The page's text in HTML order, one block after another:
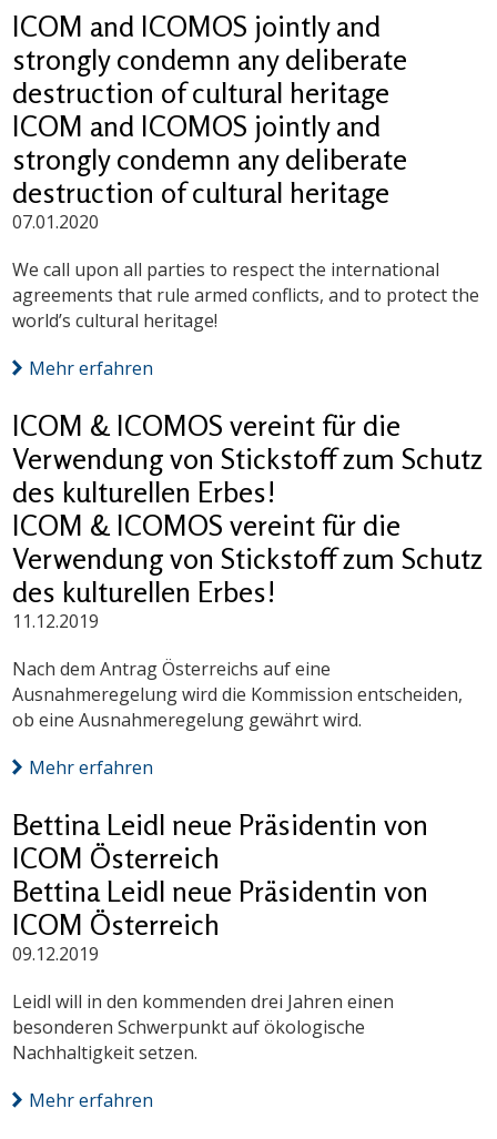
ICOM and ICOMOS jointly and
strongly condemn any deliberate
destruction of cultural heritage
ICOM and ICOMOS jointly and
strongly condemn any deliberate
destruction of cultural heritage
07.01.2020
We call upon all parties to respect the international
agreements that rule armed conflicts, and to protect the
world’s cultural heritage!
Mehr erfahren
ICOM & ICOMOS vereint für die
Verwendung von Stickstoff zum Schutz
des kulturellen Erbes!
ICOM & ICOMOS vereint für die
Verwendung von Stickstoff zum Schutz
des kulturellen Erbes!
11.12.2019
Nach dem Antrag Österreichs auf eine
Ausnahmeregelung wird die Kommission entscheiden,
ob eine Ausnahmeregelung gewährt wird.
Mehr erfahren
Bettina Leidl neue Präsidentin von
ICOM Österreich
Bettina Leidl neue Präsidentin von
ICOM Österreich
09.12.2019
Leidl will in den kommenden drei Jahren einen
besonderen Schwerpunkt auf ökologische
Nachhaltigkeit setzen.
Mehr erfahren